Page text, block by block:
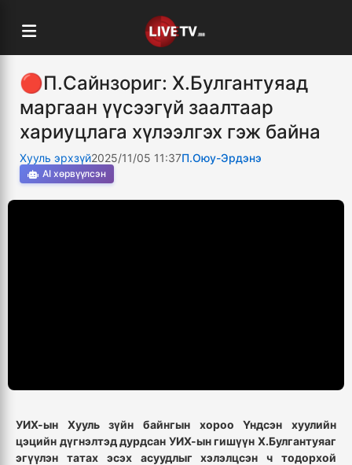
🔴П.Сайнзориг: Х.Булгантуяад
маргаан үүсээгүй заалтаар
хариуцлага хүлээлгэх гэж байна
Хууль эрхзүй2025/11/05 11:37П.Оюу-Эрдэнэ
AI хөрвүүлсэн
УИХ-ын Хууль зүйн байнгын хороо Үндсэн хуулийн
цэцийн дүгнэлтэд дурдсан УИХ-ын гишүүн Х.Булгантуяаг
эгүүлэн татах эсэх асуудлыг хэлэлцсэн ч тодорхой